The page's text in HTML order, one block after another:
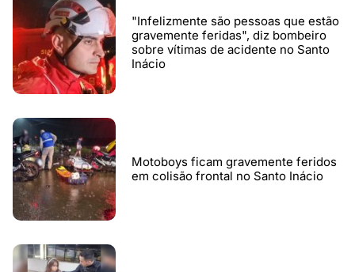
"Infelizmente são pessoas que estão
gravemente feridas", diz bombeiro
sobre vítimas de acidente no Santo
Inácio
Motoboys ficam gravemente feridos
em colisão frontal no Santo Inácio